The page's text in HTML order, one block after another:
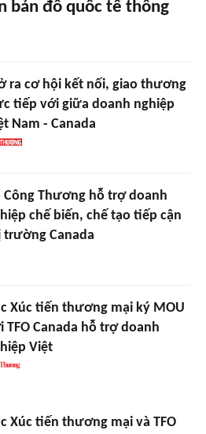
bản đồ quốc tế thông
ra cơ hội kết nối, giao thương
tiếp với giữa doanh nghiệp
Nam - Canada
Công Thương hỗ trợ doanh
chế biến, chế tạo tiếp cận
trường Canada
Xúc tiến thương mại ký MOU
TFO Canada hỗ trợ doanh
Việt
Xúc tiến thương mại và TFO